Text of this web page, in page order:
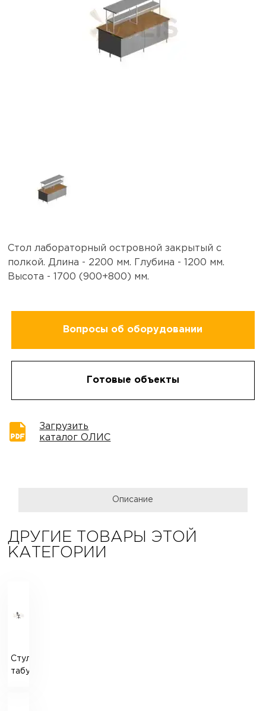
Стол лабораторный островной закрытый с
полкой. Длина - 2200 мм. Глубина - 1200 мм.
Высота - 1700 (900+800) мм.
Вопросы об оборудовании
Готовые объекты
Загрузить
каталог ОЛИС
Описание
ДРУГИЕ ТОВАРЫ ЭТОЙ
КАТЕГОРИИ
Стулья,
табуреты